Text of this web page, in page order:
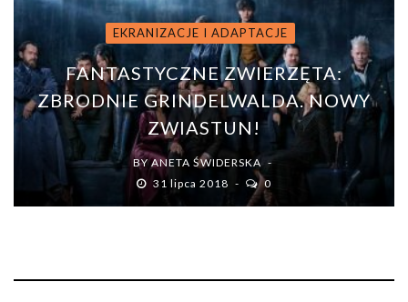
EKRANIZACJE I ADAPTACJE
FANTASTYCZNE ZWIERZĘTA:
ZBRODNIE GRINDELWALDA. NOWY
ZWIASTUN!
BYANETA ŚWIDERSKA
31 lipca 2018
0